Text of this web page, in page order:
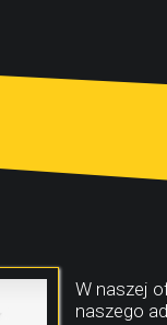
W naszej
naszego